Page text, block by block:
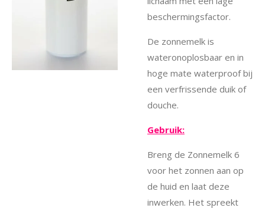
beschermingsfactor.
De zonnemelk is
wateronoplosbaar en in
hoge mate waterproof bij
een verfrissende duik of
douche.
Gebruik:
Breng de Zonnemelk 6
voor het zonnen aan op
de huid en laat deze
inwerken. Het spreekt